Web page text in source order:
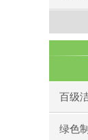
百级
室到
绿色